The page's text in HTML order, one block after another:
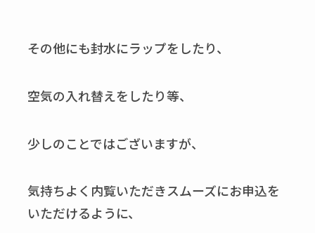
その他にも封水にラップをしたり、
空気の入れ替えをしたり等、
少しのことではございますが、
気持ちよく内覧いただきスムーズにお申込を
いただけるように、